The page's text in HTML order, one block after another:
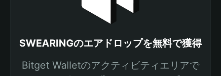
SWEARINGのエアドロップを無料で獲得
Bitget Walletのアクティビティエリアで